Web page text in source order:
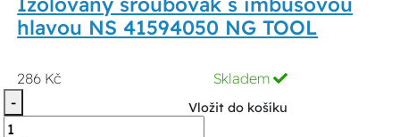
hlavou NS 41594050 NG TOOL
286 Kč
Skladem
-
Vložit do košíku